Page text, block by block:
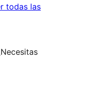
todas las